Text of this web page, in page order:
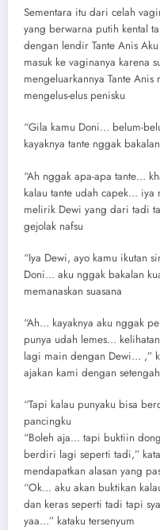
Sementara itu dari celah
yang berwarna putih kental
dengan lendir Tante Anis
masuk ke vaginanya karena
mengeluarkannya Tante
mengelus-elus penisku
“Gila kamu Doni… belum-
kayaknya tante nggak
“Ah nggak apa-apa tante…
kalau tante udah capek… iya
melirik Dewi yang dari tadi
gejolak nafsu
“Iya Dewi, ayo kamu ikutan
Doni… aku nggak bakalan
memanaskan suasana
“Ah… kayaknya aku nggak
punya udah lemes…
lagi main dengan Dewi… ,”
ajakan kami dengan
“Tapi kalau punyaku bisa
pancingku
“Boleh aja… tapi buktiin
berdiri lagi seperti tadi,”
mendapatkan alasan yang
“Ok… aku akan buktikan
dan keras seperti tadi tapi
yaa…” kataku tersenyum